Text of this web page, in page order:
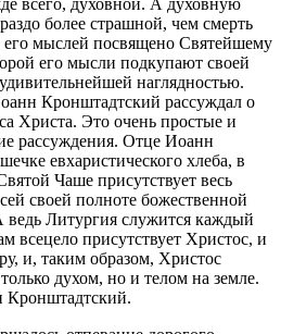
более страшной, чем смерть
мыслей посвящено Святейшему
его мысли подкупают своей
наглядностью.
Кронштадтский рассуждал о
Христа. Это очень простые и
рассуждения. Отце Иоанн
евхаристического хлеба, в
Чаше присутствует весь
своей полноте божественной
ведь Литургия служится каждый
всецело присутствует Христос, и
и, таким образом, Христос
духом, но и телом на земле.
Кронштадтский.